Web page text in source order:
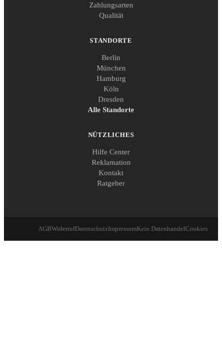
Zahlungsarten
Qualität
STANDORTE
Berlin
München
Hamburg
Köln
Dresden
Alle Standorte
NÜTZLICHES
Hilfe Center
Reklamation
Kontakt
Ratgeber
AGBWiderrufDatenschutzImpressumKein DatenhandelCookies